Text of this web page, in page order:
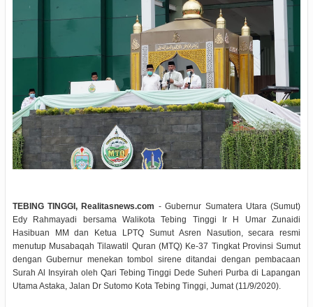
TEBING TINGGI, Realitasnews.com - Gubernur Sumatera Utara (Sumut)
Edy Rahmayadi bersama Walikota Tebing Tinggi Ir H Umar Zunaidi
Hasibuan MM dan Ketua LPTQ Sumut Asren Nasution, secara resmi
menutup Musabaqah Tilawatil Quran (MTQ) Ke-37 Tingkat Provinsi Sumut
dengan Gubernur menekan tombol sirene ditandai dengan pembacaan
Surah Al Insyirah oleh Qari Tebing Tinggi Dede Suheri Purba di Lapangan
Utama Astaka, Jalan Dr Sutomo Kota Tebing Tinggi, Jumat (11/9/2020).